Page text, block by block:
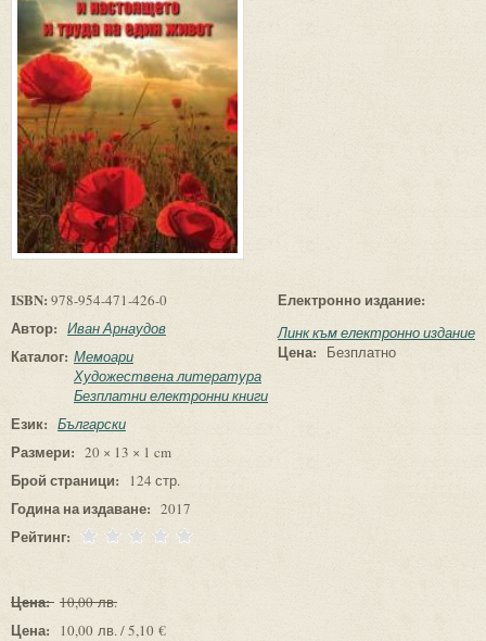
ISBN: 978-954-471-426-0
Автор: Иван Арнаудов
Каталог: Мемоари
Художествена литература
Безплатни електронни книги
Език: Български
Размери: 20 × 13 × 1 cm
Брой страници: 124 стр.
Година на издаване: 2017
Рейтинг:
Цена: 10,00 лв.
Цена: 10,00 лв. / 5,10 €
Електронно издание:
Линк към електронно издание
Цена: Безплатно